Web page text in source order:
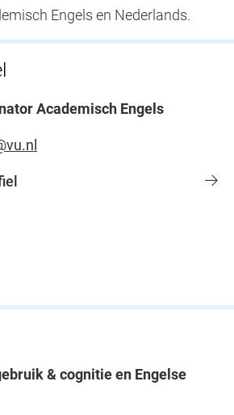
Engels en Nederlands.
Academisch Engels
& cognitie en Engelse